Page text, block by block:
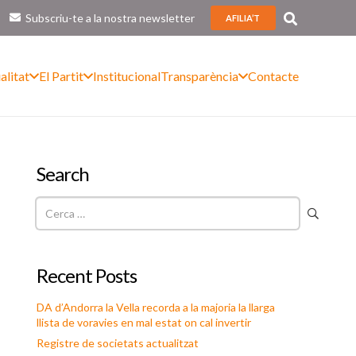
Subscriu-te a la nostra newsletter AFILIA’T
El Partit InstitucionalTransparència Contacte
Search
Recent Posts
DA d’Andorra la Vella recorda a la majoria la llarga
llista de voravies en mal estat on cal invertir
Registre de societats actualitzat